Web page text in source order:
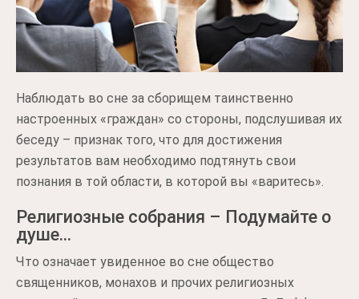
Наблюдать во сне за сборищем таинственно
настроенных «граждан» со стороны, подслушивая их
беседу – признак того, что для достижения
результатов вам необходимо подтянуть свои
познания в той области, в которой вы «варитесь».
Религиозные собрания – Подумайте о
душе…
Что означает увиденное во сне общество
священников, монахов и прочих религиозных